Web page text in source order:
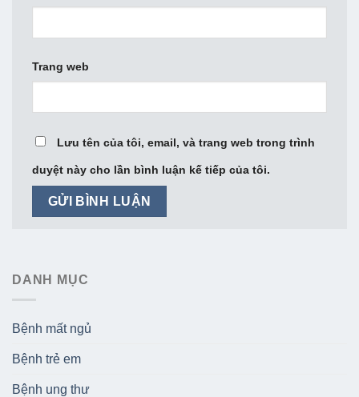
Trang web
Lưu tên của tôi, email, và trang web trong trình
duyệt này cho lần bình luận kế tiếp của tôi.
DANH MỤC
Bệnh mất ngủ
Bệnh trẻ em
Bệnh ung thư